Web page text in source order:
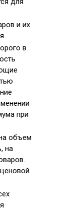
и их
в
при
объем
на